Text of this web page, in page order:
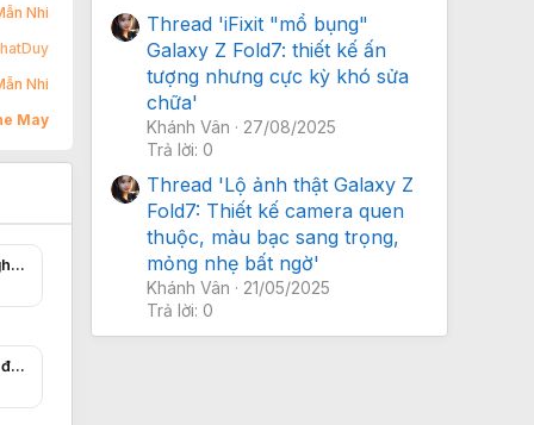
Nhi
Nhi
May
Cuộc cạnh tranh công nghệ giữa Mỹ - Trung Quốc và Cuộc chiến tình báo công nghệ
Ford tái cấu trúc mảng xe điện, lãnh đạo chủ chốt rời đi
Thread 'iFixit "mổ bụng"
Galaxy Z Fold7: thiết kế ấn
tượng nhưng cực kỳ khó sửa
chữa'
Khánh Vân
27/08/2025
Trả lời: 0
Thread 'Lộ ảnh thật Galaxy Z
Fold7: Thiết kế camera quen
thuộc, màu bạc sang trọng,
mỏng nhẹ bất ngờ'
Khánh Vân
21/05/2025
Trả lời: 0